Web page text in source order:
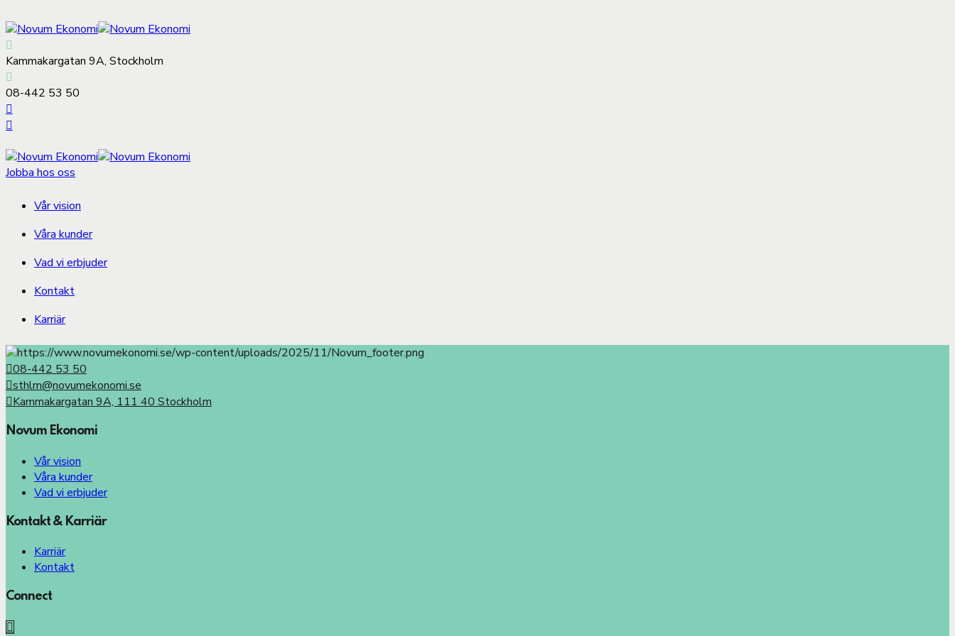
Kammakargatan 9A, Stockholm
08-442 53 50
Jobba hos oss
Vår vision
Våra kunder
Vad vi erbjuder
Kontakt
Karriär
08-442 53 50
sthlm@novumekonomi.se
Kammakargatan 9A, 111 40 Stockholm
Novum Ekonomi
Vår vision
Våra kunder
Vad vi erbjuder
Kontakt & Karriär
Karriär
Kontakt
Connect